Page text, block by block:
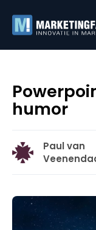
humor
Paul van